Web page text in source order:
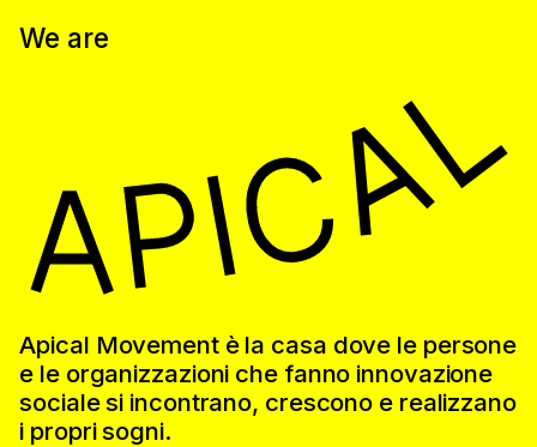
We are
Apical Movement è la casa dove le persone
e le organizzazioni che fanno innovazione
sociale si incontrano, crescono e realizzano
i propri sogni.